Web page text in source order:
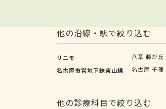
他の沿線・駅で絞り込む
リニモ 八草 藤が丘
名古屋市営地下鉄東山線
名古屋 千種
他の診療科目で絞り込む